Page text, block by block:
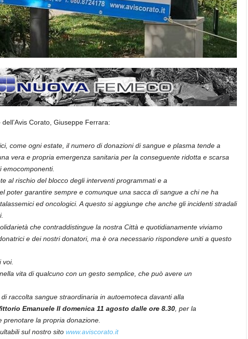
dell’Avis Corato, Giuseppe Ferrara:
come ogni estate, il numero di donazioni di sangue e plasma tende a
vera e propria emergenza sanitaria per la conseguente ridotta e scarsa
emocomponenti.
al rischio del blocco degli interventi programmati e a
poter garantire sempre e comunque una sacca di sangue a chi ne ha
ed oncologici. A questo si aggiunge che anche gli incidenti stradali
che contraddistingue la nostra Città e quotidianamente viviamo
e dei nostri donatori, ma è ora necessario rispondere uniti a questo
voi.
vita di qualcuno con un gesto semplice, che può avere un
di raccolta sangue straordinaria in autoemoteca davanti alla
Emanuele II domenica 11 agosto dalle ore 8.30, per la
prenotare la propria donazione.
sul nostro sito www.aviscorato.it